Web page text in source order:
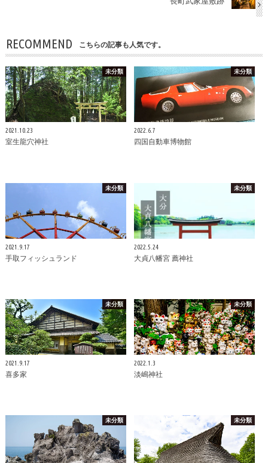
RECOMMEND こちらの記事も人気です。
未分類
2021.10.23
室生龍穴神社
未分類
2022.6.7
四国自動車博物館
未分類
2021.9.17
手取フィッシュランド
未分類
2022.5.24
大貞八幡宮 薦神社
未分類
2021.9.17
喜多家
未分類
2022.1.3
淡嶋神社
未分類 未分類